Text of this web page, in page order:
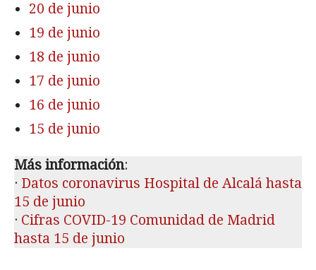
20 de junio
19 de junio
18 de junio
17 de junio
16 de junio
15 de junio
Más información:
· Datos coronavirus Hospital de Alcalá hasta
15 de junio
· Cifras COVID-19 Comunidad de Madrid
hasta 15 de junio